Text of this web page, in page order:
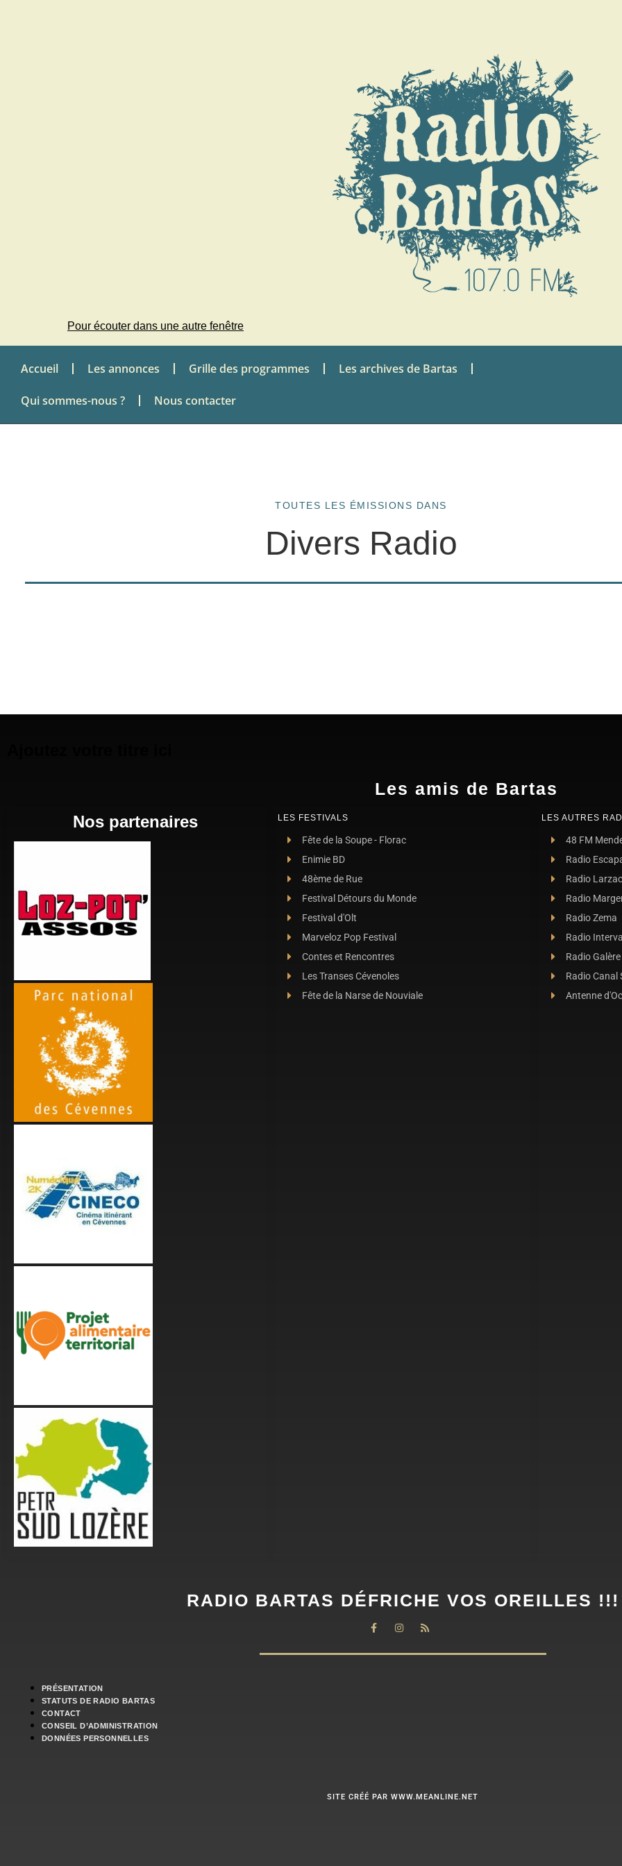
Pour écouter dans une autre fenêtre
Accueil Les annonces Grille des programmes Les archives de Bartas
Qui sommes-nous ? Nous contacter
TOUTES LES ÉMISSIONS DANS
Divers Radio
Les amis de Bartas
Nos partenaires LES FESTIVALS
Fête de la Soupe - Florac
Enimie BD
48ème de Rue
Festival Détours du Monde
Festival d'Olt
Marveloz Pop Festival
Contes et Rencontres
Les Transes Cévenoles
Fête de la Narse de Nouviale
LES AUTRES
48 FM
Radio
Radio Larzac
Radio
Radio Zema
Radio
Radio Galère
Radio Canal
Antenne d'Oc
RADIO BARTAS DÉFRICHE VOS OREILLES !!!
PRÉSENTATION
STATUTS DE RADIO BARTAS
CONTACT
CONSEIL D’ADMINISTRATION
DONNÉES PERSONNELLES
SITE CRÉÉ PAR WWW.MEANLINE.NET